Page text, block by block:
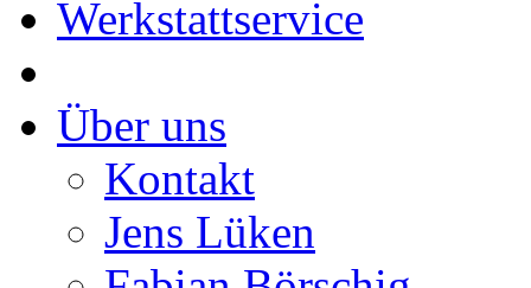
Werkstattservice
Über uns
Kontakt
Jens Lüken